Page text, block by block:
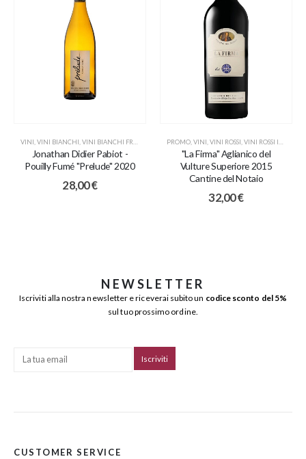
VINI VINI BIANCHI VINI BIANCHI FRANCIA
Jonathan Didier Pabiot -
Pouilly Fumé "Prelude" 2020
28,00€
PROMO VINI VINI ROSSI VINI ROSSI ITALIANI
"La Firma" Aglianico del
Vulture Superiore 2015
Cantine del Notaio
32,00€
NEWSLETTER
Iscriviti alla nostra newsletter e riceverai subito un codice sconto del 5%
sul tuo prossimo ordine.
CUSTOMER SERVICE